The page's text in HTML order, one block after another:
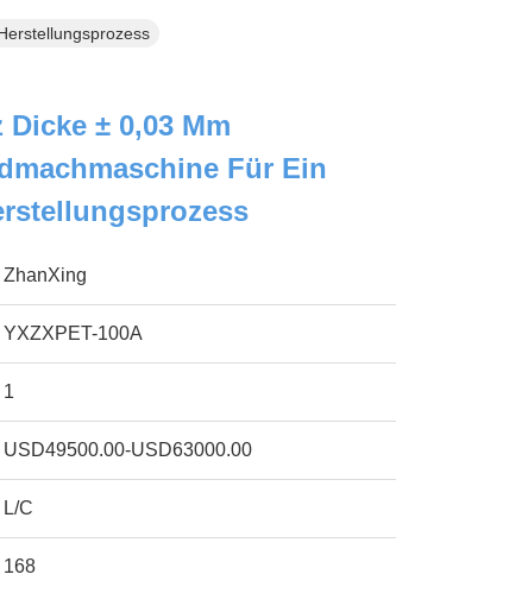
± 0,03 Mm
Für Ein
ZhanXing
YXZXPET-100A
1
USD49500.00-USD63000.00
L/C
168